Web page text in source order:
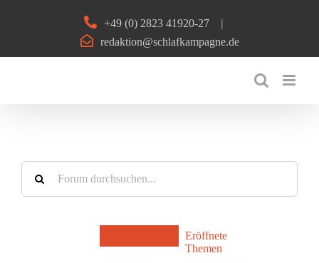
+49 (0) 2823 41920-27
|
redaktion@schlafkampagne.de
Eröffnete
Themen